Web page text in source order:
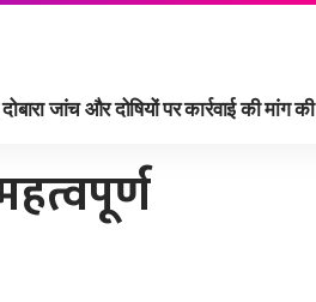
जांच और दोषियों पर कार्रवाई की मांग की